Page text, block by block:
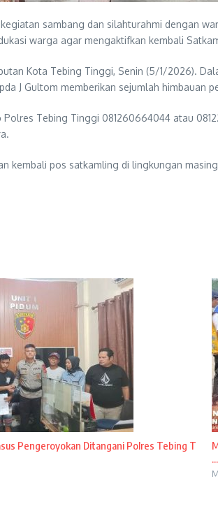
sambang dan silahturahmi dengan
warga agar mengaktifkan kembali
Kota Tebing Tinggi, Senin (5/1/2026).
J Gultom memberikan sejumlah himbauan
Tebing Tinggi 081260664044 atau
kembali pos satkamling di lingkungan
Pengeroyokan Ditangani Polres Tebing T
...